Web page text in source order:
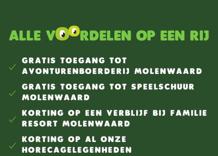
Alle v rdelen op een rij
GRATIS TOEGANG TOT
AVONTURENBOERDERIJ MOLENWAARD
GRATIS TOEGANG TOT SPEELSCHUUR
MOLENWAARD
KORTING OP EEN VERBLIJF BIJ FAMILIE
RESORT MOLENWAARD
KORTING OP AL ONZE
HORECAGELEGENHEDEN